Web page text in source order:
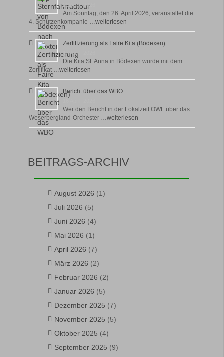
23 April, 2026
Am Sonntag, den 26. April 2026, veranstaltet die
4. Schützenkompanie …weiterlesen
Zertifizierung als Faire Kita (Bödexen)
17 April, 2026
Die Kita St. Anna in Bödexen wurde mit dem
Zertifikat …weiterlesen
Bericht über das WBO
Wer den Bericht in der Lokalzeit OWL über das
Weserbergland-Orchester …weiterlesen
BEITRAGS-ARCHIV
August 2026 (1)
Juli 2026 (5)
Juni 2026 (4)
Mai 2026 (1)
April 2026 (7)
März 2026 (2)
Februar 2026 (2)
Januar 2026 (5)
Dezember 2025 (7)
November 2025 (5)
Oktober 2025 (4)
September 2025 (9)